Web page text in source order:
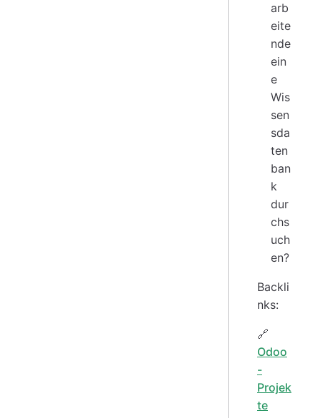
arb
eite
nde
ein
e
Wis
sen
sda
ten
ban
k
dur
chs
uch
en?
Backli
nks:
🔗
Odoo
-
Projek
te